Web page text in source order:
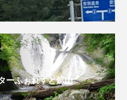
ーふぉれすと鉱山